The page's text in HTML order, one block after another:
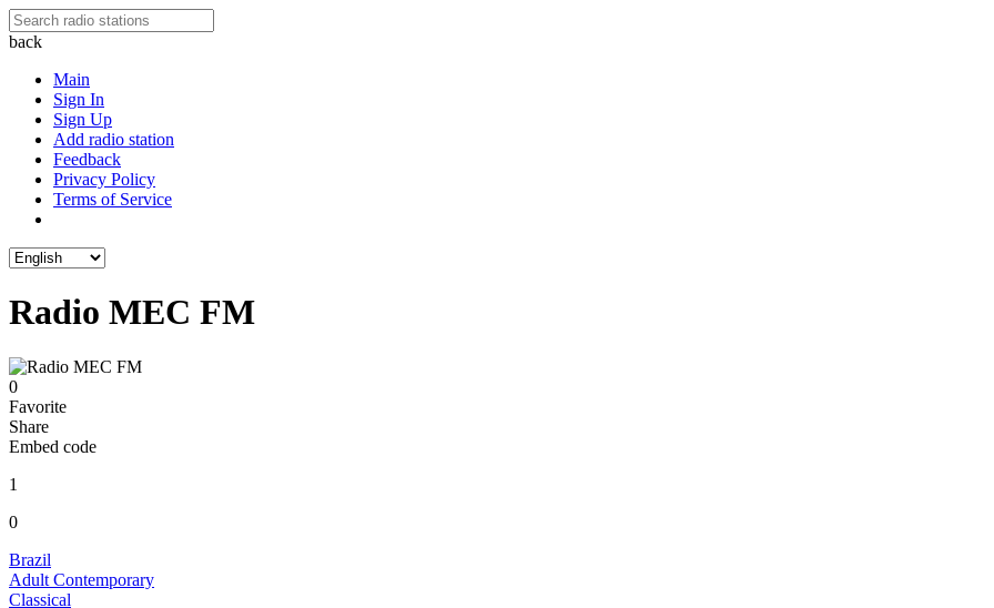
back
Main
Sign In
Sign Up
Add radio station
Feedback
Privacy Policy
Terms of Service
Radio MEC FM
0
Favorite
Share
Embed code
1
0
Brazil
Adult Contemporary
Classical